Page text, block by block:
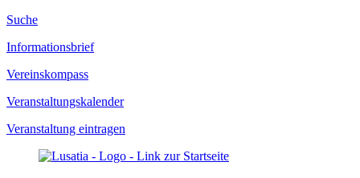
Suche
Informationsbrief
Vereinskompass
Veranstaltungskalender
Veranstaltung eintragen